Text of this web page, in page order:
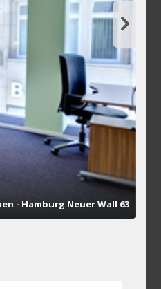
- Hamburg Neuer Wall 63